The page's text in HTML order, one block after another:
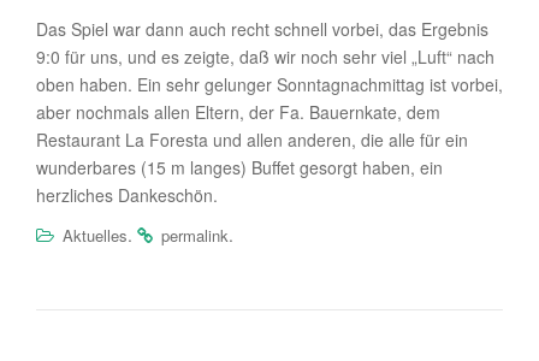
Das Spiel war dann auch recht schnell vorbei, das Ergebnis
9:0 für uns, und es zeigte, daß wir noch sehr viel „Luft“ nach
oben haben. Ein sehr gelunger Sonntagnachmittag ist vorbei,
aber nochmals allen Eltern, der Fa. Bauernkate, dem
Restaurant La Foresta und allen anderen, die alle für ein
wunderbares (15 m langes) Buffet gesorgt haben, ein
herzliches Dankeschön.
Aktuelles. permalink.